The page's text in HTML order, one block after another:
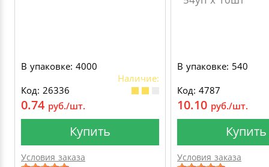
В упаковке: 4000
Наличие:
Код: 26336
0.74 руб./шт.
Купить
Условия заказа
В упаковке: 540
Код: 4787
10.10 руб./шт.
Купить
Условия заказа